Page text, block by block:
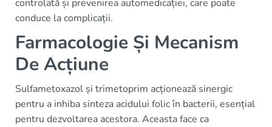
controlată și prevenirea automedicației, care poate
conduce la complicații.
Farmacologie Și Mecanism
De Acțiune
Sulfametoxazol și trimetoprim acționează sinergic
pentru a inhiba sinteza acidului folic în bacterii, esențial
pentru dezvoltarea acestora. Aceasta face ca